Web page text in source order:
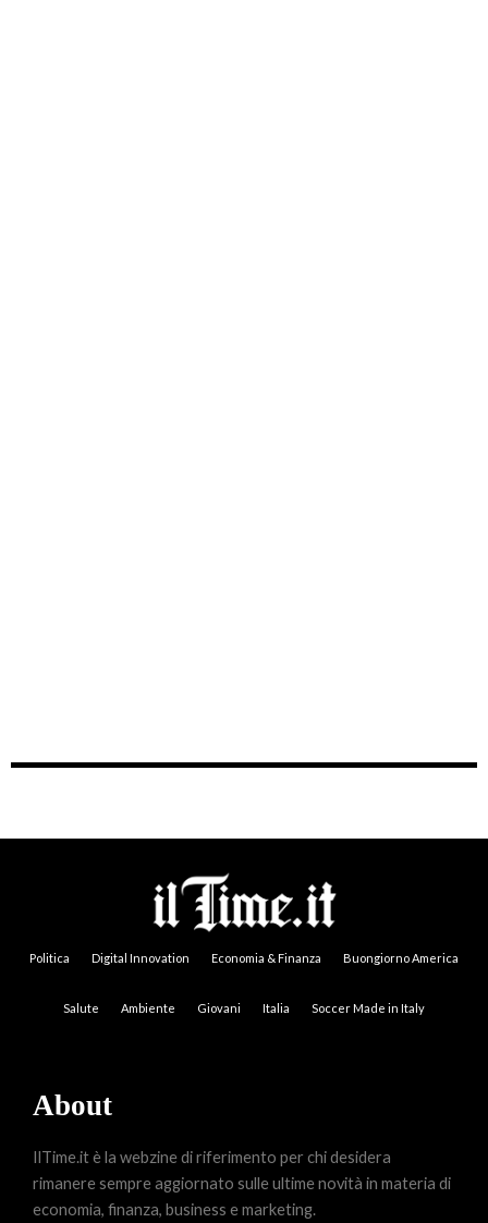
Politica Digital Innovation Economia & Finanza Buongiorno America
Salute Ambiente Giovani Italia Soccer Made in Italy
About
IlTime.it è la webzine di riferimento per chi desidera
rimanere sempre aggiornato sulle ultime novità in materia di
economia, finanza, business e marketing.